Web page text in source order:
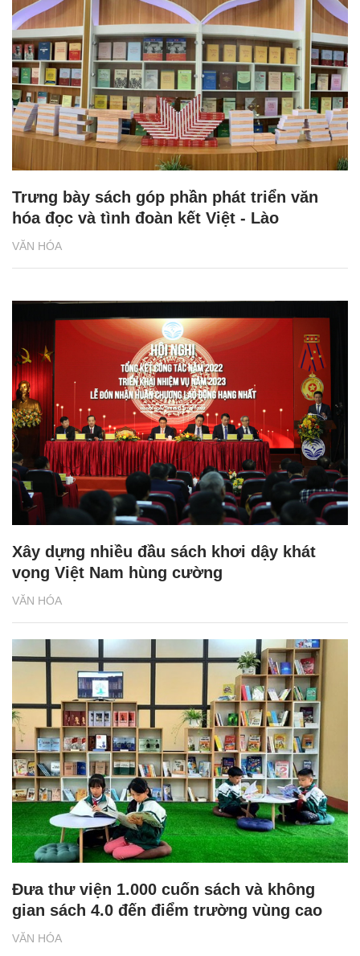
VĂN HÓA
Trưng bày sách góp phần phát triển văn
hóa đọc và tình đoàn kết Việt - Lào
VĂN HÓA
Xây dựng nhiều đầu sách khơi dậy khát
vọng Việt Nam hùng cường
VĂN HÓA
Đưa thư viện 1.000 cuốn sách và không
gian sách 4.0 đến điểm trường vùng cao